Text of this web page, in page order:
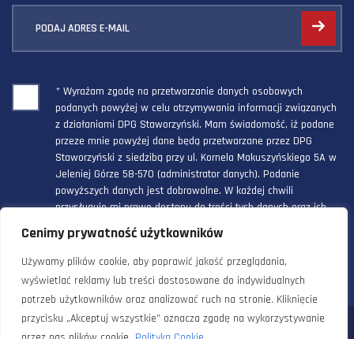
Cenimy prywatność użytkowników
Używamy plików cookie, aby poprawić jakość przeglądania,
wyświetlać reklamy lub treści dostosowane do indywidualnych
potrzeb użytkowników oraz analizować ruch na stronie. Kliknięcie
przycisku „Akceptuj wszystkie” oznacza zgodę na wykorzystywanie
PODAJ ADRES E-MAIL
* Wyrażam zgodę na przetwarzanie danych osobowych
podanych powyżej w celu otrzymywania informacji związanych
z działaniami DPG Staworzyński. Mam świadomość, iż podane
przeze mnie powyżej dane będą przetwarzane przez DPG
Staworzyński z siedzibą przy ul. Kornela Makuszyńskiego 5A w
Jeleniej Górze 58-570 (administrator danych). Podanie
powyższych danych jest dobrowolne. W każdej chwili
przysługuje mi prawo dostępu do treści tych danych oraz ich
poprawienia, a powyższa zgoda może być odwołana w każdym
czasie.
© 2024 Doradztwo Przemysłowo Gospodarcze Staworzyński. Wszelkie